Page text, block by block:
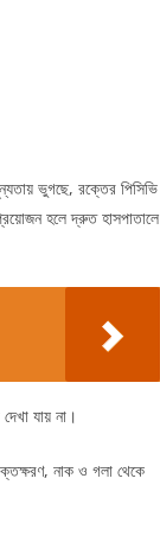
ভুগছে, রক্তের পিসিভি
হলে দ্রুত হাসপাতালে
যায় না।
নাক ও গলা থেকে